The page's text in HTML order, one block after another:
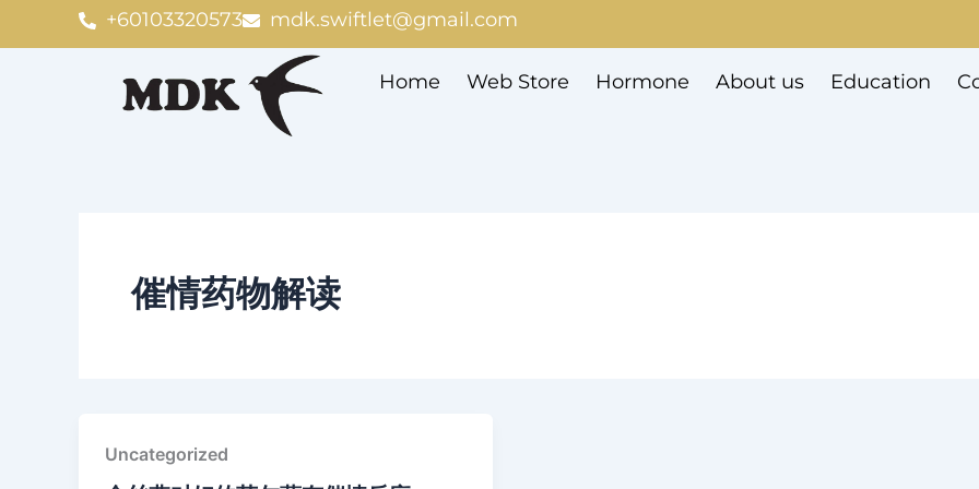
+60103320573 mdk.swiftlet@gmail.com
Home Web Store Hormone About us Education
催情药物解读
Uncategorized